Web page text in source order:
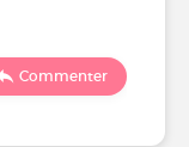
Commenter